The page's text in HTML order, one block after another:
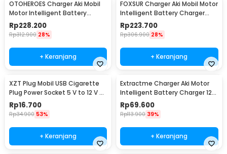
OTOHEROES Charger Aki Mobil
Motor Intelligent Battery
Charger 12V/24V - CDQ-628
Rp228.200
Rp312.900 28%
+ Keranjang
FOXSUR Charger Aki Mobil Motor
Intelligent Battery Charger
12/24V 8A - FBC122408D
Rp223.700
Rp306.900 28%
+ Keranjang
XZT Plug Mobil USB Cigarette
Plug Power Socket 5 V to 12 V -
XZT0017
Rp16.700
Rp34.900 53%
+ Keranjang
Extractme Charger Aki Motor
Intelligent Battery Charger 12V
2A - H-2
Rp69.600
Rp113.900 39%
+ Keranjang